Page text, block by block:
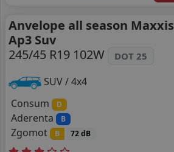
Anvelope all season Maxxis
Ap3 Suv
245/45 R19 102W
DOT 25
SUV / 4x4
Consum
D
Aderenta B
Zgomot B 72 dB